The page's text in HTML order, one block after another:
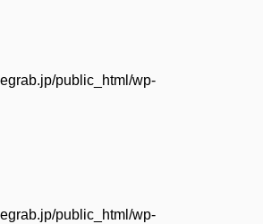
public_html/wp-
public_html/wp-